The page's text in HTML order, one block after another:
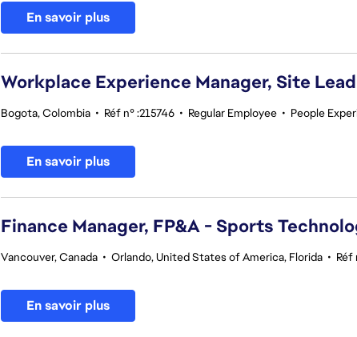
En savoir plus
Workplace Experience Manager, Site Lead
Bogota, Colombia • Réf n° :215746 • Regular Employee • People
En savoir plus
Finance Manager, FP&A - Sports
Vancouver, Canada • Orlando, United States of America, Florida • Réf
En savoir plus